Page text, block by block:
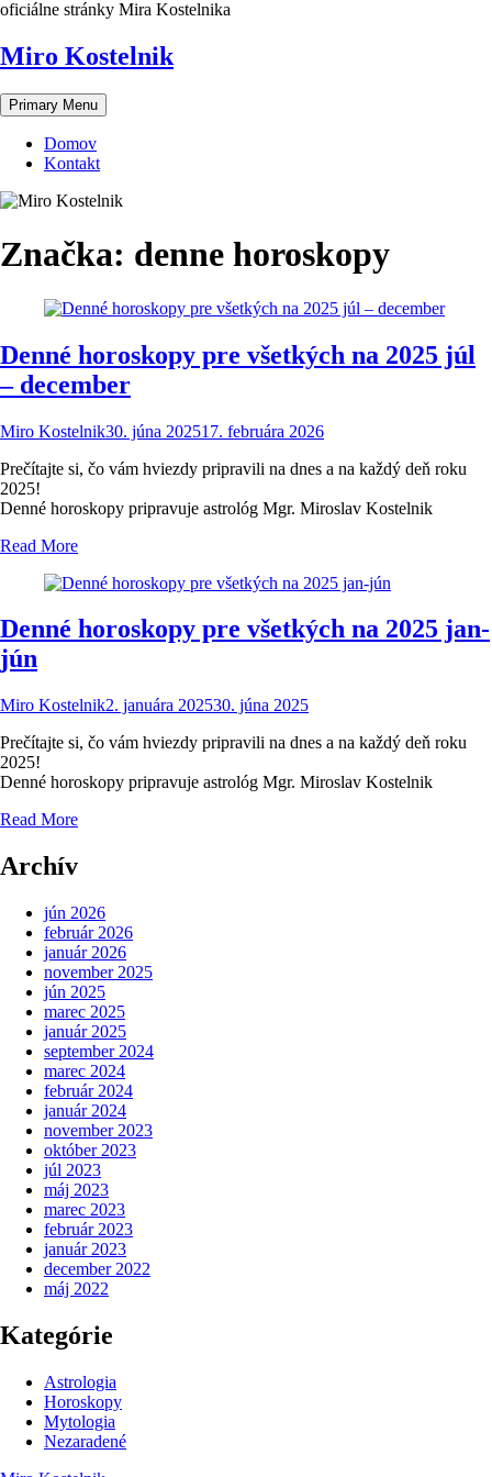
Skip
content
oficiálne stránky Mira Kostelnika
Miro Kostelnik
Primary Menu
Domov
Kontakt
Značka: denne horoskopy
Denné horoskopy pre všetkých na 2025 júl
– december
Miro Kostelnik30. júna 202517. februára 2026
Prečítajte si, čo vám hviezdy pripravili na dnes a na každý deň roku
2025!
Denné horoskopy pripravuje astrológ Mgr. Miroslav Kostelnik
Read More
Denné horoskopy pre všetkých na 2025 jan-
jún
Miro Kostelnik2. januára 202530. júna 2025
Prečítajte si, čo vám hviezdy pripravili na dnes a na každý deň roku
2025!
Denné horoskopy pripravuje astrológ Mgr. Miroslav Kostelnik
Read More
Archív
jún 2026
február 2026
január 2026
november 2025
jún 2025
marec 2025
január 2025
september 2024
marec 2024
február 2024
január 2024
november 2023
október 2023
júl 2023
máj 2023
marec 2023
február 2023
január 2023
december 2022
máj 2022
Kategórie
Astrologia
Horoskopy
Mytologia
Nezaradené